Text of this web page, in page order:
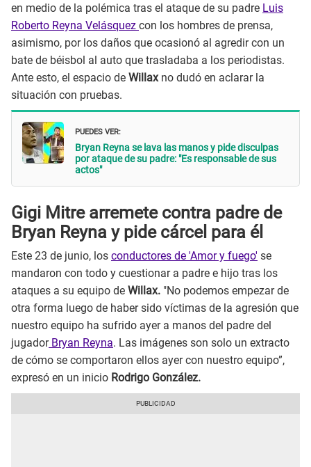
en medio de la polémica tras el ataque de su padre Luis
Roberto Reyna Velásquez con los hombres de prensa,
asimismo, por los daños que ocasionó al agredir con un
bate de béisbol al auto que trasladaba a los periodistas.
Ante esto, el espacio de Willax no dudó en aclarar la
situación con pruebas.
PUEDES VER:
Bryan Reyna se lava las manos y pide disculpas
por ataque de su padre: "Es responsable de sus
actos"
Gigi Mitre arremete contra padre de
Bryan Reyna y pide cárcel para él
Este 23 de junio, los conductores de 'Amor y fuego' se
mandaron con todo y cuestionar a padre e hijo tras los
ataques a su equipo de Willax. "No podemos empezar de
otra forma luego de haber sido víctimas de la agresión que
nuestro equipo ha sufrido ayer a manos del padre del
jugadorBryan Reyna. Las imágenes son solo un extracto
de cómo se comportaron ellos ayer con nuestro equipo”,
expresó en un inicio Rodrigo González.